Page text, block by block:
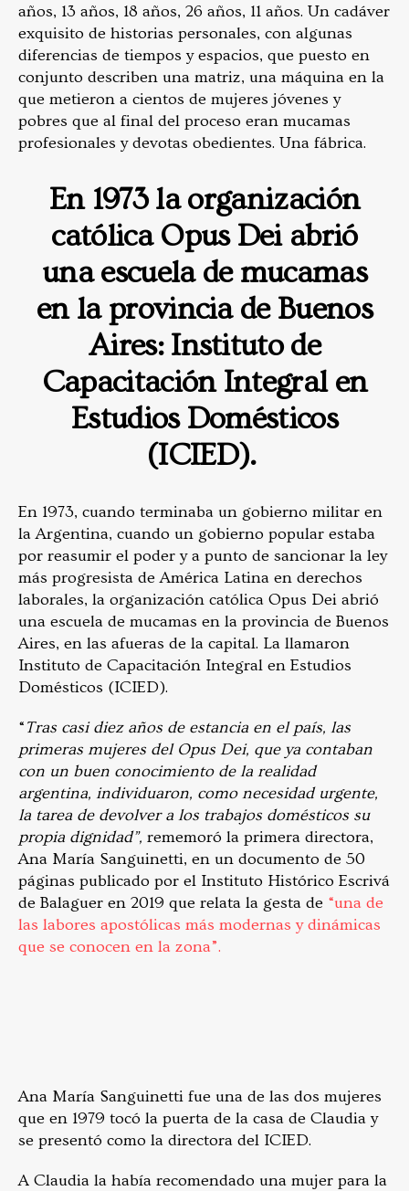
años, 13 años, 18 años, 26 años, 11 años. Un cadáver
exquisito de historias personales, con algunas
diferencias de tiempos y espacios, que puesto en
conjunto describen una matriz, una máquina en la
que metieron a cientos de mujeres jóvenes y
pobres que al final del proceso eran mucamas
profesionales y devotas obedientes. Una fábrica.
En 1973 la organización
católica Opus Dei abrió
una escuela de mucamas
en la provincia de Buenos
Aires: Instituto de
Capacitación Integral en
Estudios Domésticos
(ICIED).
En 1973, cuando terminaba un gobierno militar en
la Argentina, cuando un gobierno popular estaba
por reasumir el poder y a punto de sancionar la ley
más progresista de América Latina en derechos
laborales, la organización católica Opus Dei abrió
una escuela de mucamas en la provincia de Buenos
Aires, en las afueras de la capital. La llamaron
Instituto de Capacitación Integral en Estudios
Domésticos (ICIED).
“Tras casi diez años de estancia en el país, las
primeras mujeres del Opus Dei, que ya contaban
con un buen conocimiento de la realidad
argentina, individuaron, como necesidad urgente,
la tarea de devolver a los trabajos domésticos su
propia dignidad”, rememoró la primera directora,
Ana María Sanguinetti, en un documento de 50
páginas publicado por el Instituto Histórico Escrivá
de Balaguer en 2019 que relata la gesta de “una de
las labores apostólicas más modernas y dinámicas
que se conocen en la zona”.
Ana María Sanguinetti fue una de las dos mujeres
que en 1979 tocó la puerta de la casa de Claudia y
se presentó como la directora del ICIED.
A Claudia la había recomendado una mujer para la